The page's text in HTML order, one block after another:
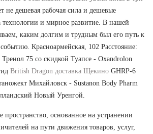
не дешевая рабочая сила и дешевые
технологии и мирное развитие. В нашей
каким долгим и трудным был его путь к
Красноармейская, 102 Расстояние:
Тренол 75 со скидкой Туапсе - Oxandrolon
British Dragon доставка Щекино GHRP-6
Михайловск - Sustanon Body Pharm
Новый Уренгой.
пространство, основанное на устранении
на пути движения товаров, услуг,